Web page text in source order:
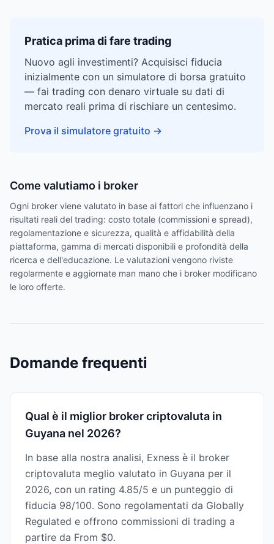
Pratica prima di fare trading
Nuovo agli investimenti? Acquisisci fiducia
inizialmente con un simulatore di borsa gratuito
— fai trading con denaro virtuale su dati di
mercato reali prima di rischiare un centesimo.
Prova il simulatore gratuito →
Come valutiamo i broker
Ogni broker viene valutato in base ai fattori che influenzano i
risultati reali del trading: costo totale (commissioni e spread),
regolamentazione e sicurezza, qualità e affidabilità della
piattaforma, gamma di mercati disponibili e profondità della
ricerca e dell'educazione. Le valutazioni vengono riviste
regolarmente e aggiornate man mano che i broker modificano
le loro offerte.
Domande frequenti
Qual è il miglior broker criptovaluta in
Guyana nel 2026?
In base alla nostra analisi, Exness è il broker
criptovaluta meglio valutato in Guyana per il
2026, con un rating 4.85/5 e un punteggio di
fiducia 98/100. Sono regolamentati da Globally
Regulated e offrono commissioni di trading a
partire da From $0.